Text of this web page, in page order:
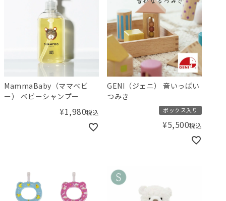
MammaBaby（ママベビ
ー） ベビーシャンプー
¥1,980税込
GENI（ジェニ） 音いっぱい
つみき
ボックス入り
¥5,500税込